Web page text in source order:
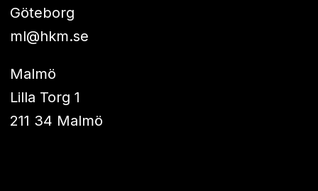
Göteborg
ml@hkm.se
Malmö
Lilla Torg 1
211 34 Malmö